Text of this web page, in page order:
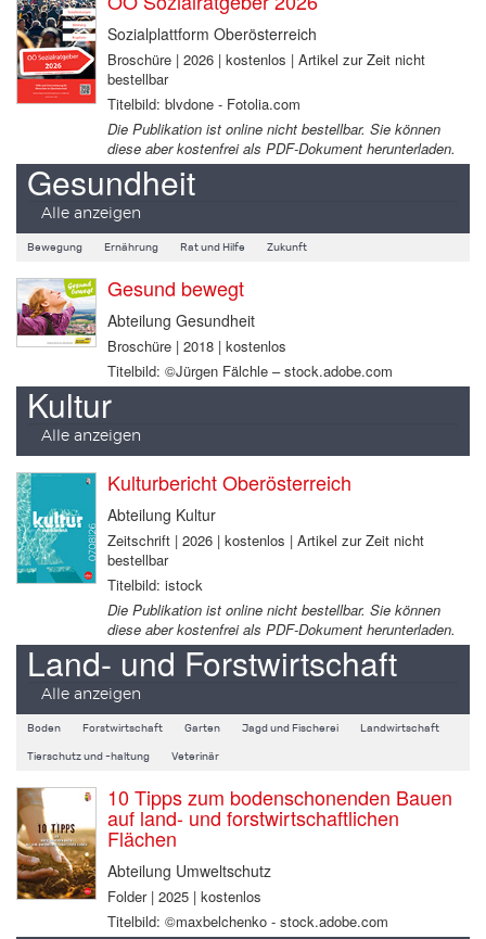
Sozialplattform Oberösterreich
Broschüre | 2026 | kostenlos | Artikel zur Zeit nicht
bestellbar
Titelbild: blvdone - Fotolia.com
Die Publikation ist online nicht bestellbar. Sie können
diese aber kostenfrei als PDF-Dokument herunterladen.
Gesundheit
Alle anzeigen
Bewegung Ernährung Rat und Hilfe Zukunft
Gesund bewegt
Abteilung Gesundheit
Broschüre | 2018 | kostenlos
Titelbild: ©Jürgen Fälchle – stock.adobe.com
Kultur
Alle anzeigen
Kulturbericht Oberösterreich
Abteilung Kultur
Zeitschrift | 2026 | kostenlos | Artikel zur Zeit nicht
bestellbar
Titelbild: istock
Die Publikation ist online nicht bestellbar. Sie können
diese aber kostenfrei als PDF-Dokument herunterladen.
Land- und Forstwirtschaft
Alle anzeigen
Boden Forstwirtschaft Garten Jagd und Fischerei Landwirtschaft
Tierschutz und -haltung Veterinär
10 Tipps zum bodenschonenden Bauen
auf land- und forstwirtschaftlichen
Flächen
Abteilung Umweltschutz
Folder | 2025 | kostenlos
Titelbild: ©maxbelchenko - stock.adobe.com